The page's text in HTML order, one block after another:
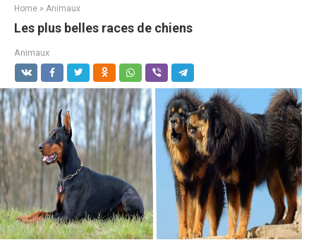
Home » Animaux
Les plus belles races de chiens
Animaux